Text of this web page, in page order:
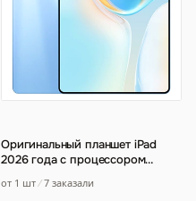
Оригинальный планшет iPad
2026 года с процессором
от 1 шт 7 заказали